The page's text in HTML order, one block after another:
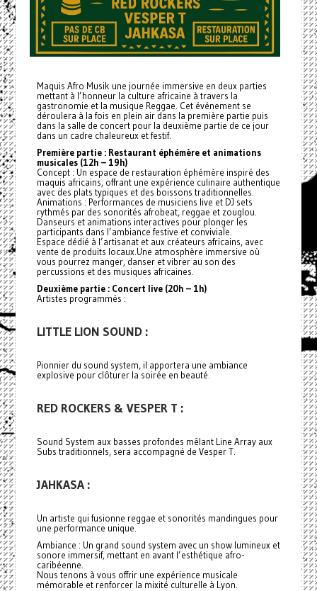
Maquis Afro Musik une journée immersive en deux parties
mettant à l’honneur la culture africaine à travers la
gastronomie et la musique Reggae. Cet événement se
déroulera à la fois en plein air dans la première partie puis
dans la salle de concert pour la deuxième partie de ce jour
dans un cadre chaleureux et festif.
Première partie : Restaurant éphémère et animations
musicales (12h – 19h)
Concept : Un espace de restauration éphémère inspiré des
maquis africains, offrant une expérience culinaire authentique
avec des plats typiques et des boissons traditionnelles.
Animations : Performances de musiciens live et DJ sets
rythmés par des sonorités afrobeat, reggae et zouglou.
Danseurs et animations interactives pour plonger les
participants dans l’ambiance festive et conviviale.
Espace dédié à l’artisanat et aux créateurs africains, avec
vente de produits locaux.Une atmosphère immersive où
vous pourrez manger, danser et vibrer au son des
percussions et des musiques africaines.
Deuxième partie : Concert live (20h – 1h)
Artistes programmés :
LITTLE LION SOUND :
Pionnier du sound system, il apportera une ambiance
explosive pour clôturer la soirée en beauté.
RED ROCKERS & VESPER T :
Sound System aux basses profondes mêlant Line Array aux
Subs traditionnels, sera accompagné de Vesper T.
JAHKASA :
Un artiste qui fusionne reggae et sonorités mandingues pour
une performance unique.
Ambiance : Un grand sound system avec un show lumineux et
sonore immersif, mettant en avant l’esthétique afro-
caribéenne.
Nous tenons à vous offrir une expérience musicale
mémorable et renforcer la mixité culturelle à Lyon.